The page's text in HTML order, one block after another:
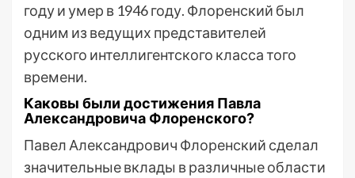
году и умер в 1946 году. Флоренский был
одним из ведущих представителей
русского интеллигентского класса того
времени.
Каковы были достижения Павла
Александровича Флоренского?
Павел Александрович Флоренский сделал
значительные вклады в различные области